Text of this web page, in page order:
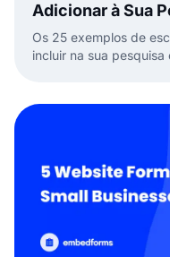
Adicionar à Sua
Os 25 exemplos de
incluir na sua